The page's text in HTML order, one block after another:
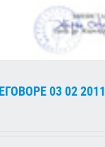
03 02 2011